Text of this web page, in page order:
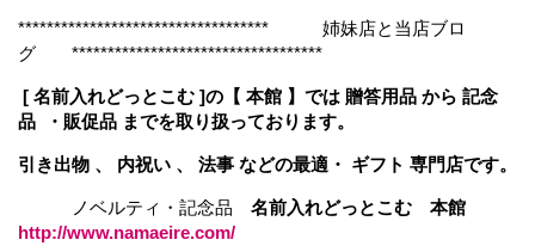
*********************************** 姉妹店と当店ブロ
グ ***********************************
[ 名前入れどっとこむ ]の【 本館 】では 贈答用品 から 記念
品 ・販促品 までを取り扱っております。
引き出物 、 内祝い 、 法事 などの最適・ ギフト 専門店です。
ノベルティ・記念品 名前入れどっとこむ 本館
http://www.namaeire.com/